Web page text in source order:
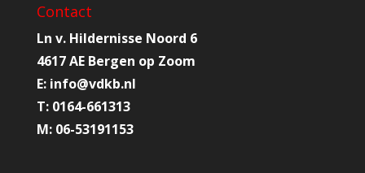
Contact
Ln v. Hildernisse Noord 6
4617 AE Bergen op Zoom
E: info@vdkb.nl
T: 0164-661313
M: 06-53191153